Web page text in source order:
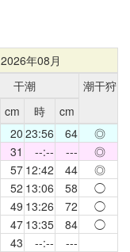
2026年08月
干潮 潮干狩
cm 時
cm
20 23:56 64 ◎
31 --:-- --- ◎
57 12:42 44 ◎
52 13:06 58 ◯
49 13:26 72 ◯
47 13:35 84 ◯
43 --:-- ---